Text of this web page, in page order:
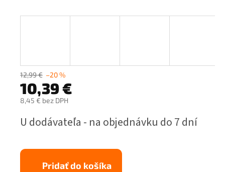
12,99 € –20 %
10,39 €
8,45 € bez DPH
cena:
U dodávateľa - na objednávku do 7 dní
Pridať do košíka